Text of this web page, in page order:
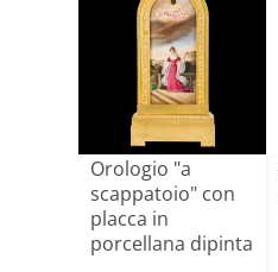
Orologio "a
scappatoio" con
placca in
porcellana dipinta